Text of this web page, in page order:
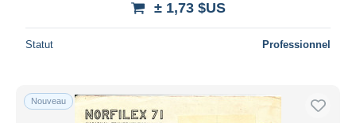
± 1,73 $US
Statut Professionnel
Nouveau